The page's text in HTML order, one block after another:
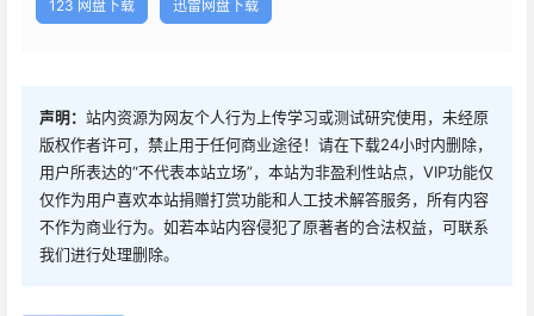
123 网盘下载 迅雷网盘下载
声明： 站内资源为网友个人行为上传学习或测试研究使用，未经原
版权作者许可，禁止用于任何商业途径！请在下载24小时内删除，
用户所表达的“不代表本站立场”，本站为非盈利性站点，VIP功能仅
仅作为用户喜欢本站捐赠打赏功能和人工技术解答服务，所有内容
不作为商业行为。如若本站内容侵犯了原著者的合法权益，可联系
我们进行处理删除。